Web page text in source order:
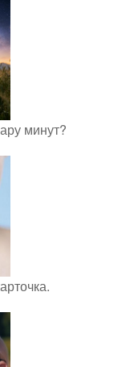
минут?